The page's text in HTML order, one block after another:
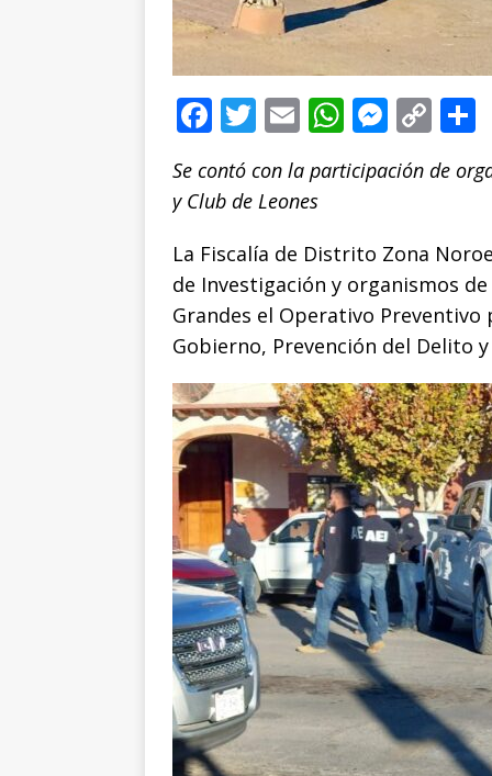
F
c
e
b
o
o
k
T
it
te
r
E
ai
l
W
at
A
p
p
M
ss
n
g
e
r
C
o
p
Li
n
k r
Se contó con la participación de
y Club de Leones
La Fiscalía de Distrito Zona
de Investigación y organismos
Grandes el Operativo Preventivo
Gobierno, Prevención del Delito